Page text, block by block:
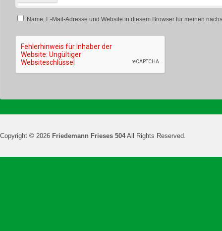
Name, E-Mail-Adresse und Website in diesem Browser für meinen
Copyright © 2026 Friedemann Frieses 504All Rights Reserved.